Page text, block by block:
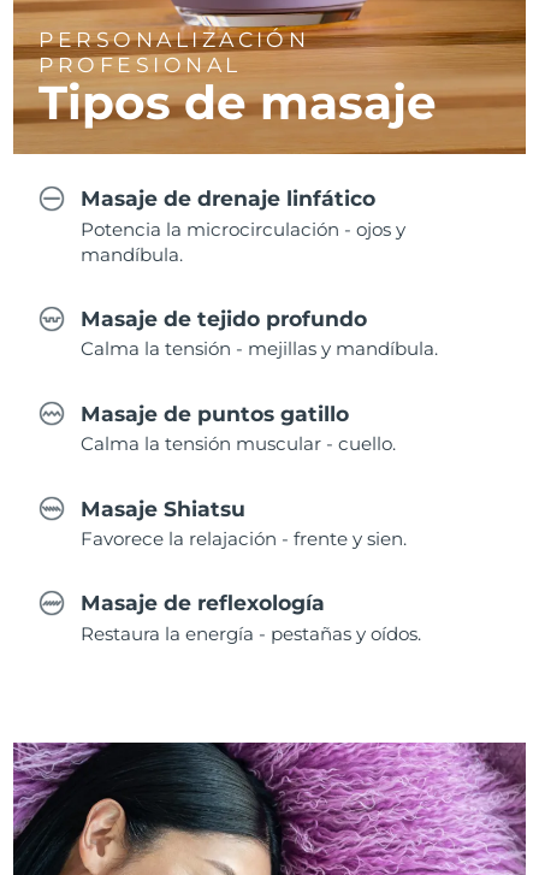
PERSONALIZACIÓN
PROFESIONAL
Tipos de masaje
Masaje de drenaje linfático
Potencia la microcirculación - ojos y
mandíbula.
Masaje de tejido profundo
Calma la tensión - mejillas y mandíbula.
Masaje de puntos gatillo
Calma la tensión muscular - cuello.
Masaje Shiatsu
Favorece la relajación - frente y sien.
Masaje de reflexología
Restaura la energía - pestañas y oídos.